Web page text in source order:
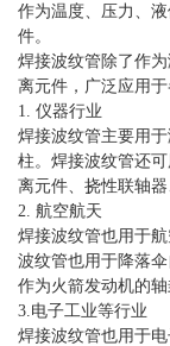
作为温度、压力、
件。
焊接波纹管除了作
离元件，广泛应用于
1. 仪器行业
焊接波纹管主要用
柱。焊接波纹管还
离元件、挠性联轴器
2. 航空航天
焊接波纹管也用于
波纹管也用于降落
作为火箭发动机的轴
3.电子工业等行业
焊接波纹管也用于